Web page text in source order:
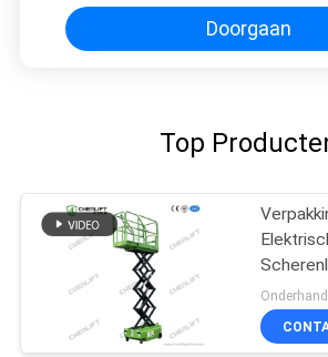
Doorgaan
Top